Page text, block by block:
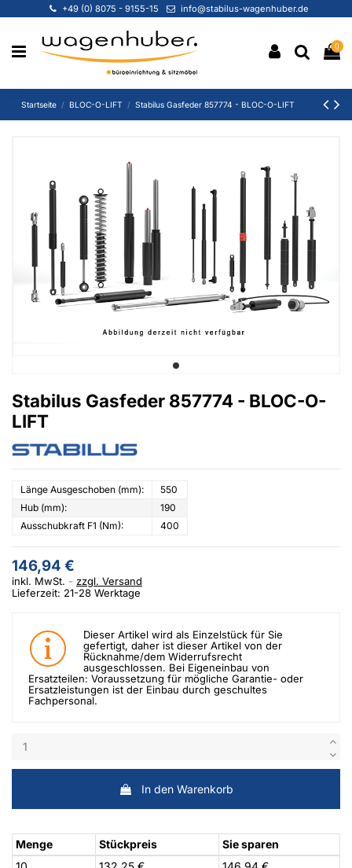
+49 (0) 8075 - 9155-15 info@stabilus-wagenhuber.de
0
Startseite BLOC-O-LIFT Stabilus Gasfeder 857774 - BLOC-O-LIFT
Stabilus Gasfeder 857774 - BLOC-O-
LIFT
Länge Ausgeschoben (mm):
550
Hub (mm):
190
Ausschubkraft F1 (Nm):
400
146,94 €
inkl. MwSt.
zzgl. Versand
Lieferzeit: 21-28 Werktage
Dieser Artikel wird als Einzelstück für Sie
gefertigt, daher ist dieser Artikel von der
Rücknahme/dem Widerrufsrecht
ausgeschlossen. Bei Eigeneinbau von
Ersatzteilen: Voraussetzung für mögliche Garantie- oder
Ersatzleistungen ist der Einbau durch geschultes
Fachpersonal.
In den Warenkorb
Menge Stückpreis
Sie sparen